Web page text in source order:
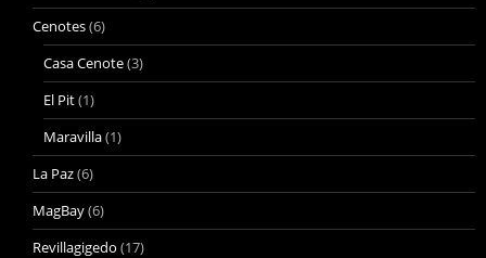
Cenotes(6)
Casa Cenote(3)
El Pit(1)
Maravilla(1)
La Paz(6)
MagBay(6)
Revillagigedo (17)